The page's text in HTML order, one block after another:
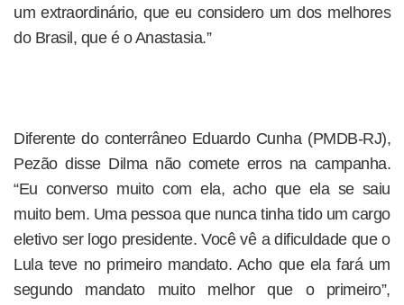
um extraordinário, que eu considero um dos melhores
do Brasil, que é o Anastasia.”
Diferente do conterrâneo Eduardo Cunha (PMDB-RJ),
Pezão disse Dilma não comete erros na campanha.
“Eu converso muito com ela, acho que ela se saiu
muito bem. Uma pessoa que nunca tinha tido um cargo
eletivo ser logo presidente. Você vê a dificuldade que o
Lula teve no primeiro mandato. Acho que ela fará um
segundo mandato muito melhor que o primeiro”,